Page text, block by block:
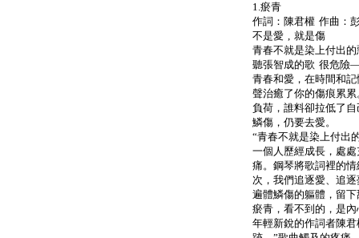
1.瘀青
作詞：陳君權 作曲：
不是愛 , 就是傷
青春不就是染上付出的
聽張智成的歌 很危險
青春和愛，在時間和
聲治癒了你的傷痕累
負荷，誰料卻拉低了
鱗傷，仍要去愛。
“青春不就是染上付出
一個人歷經成長，處
痛。鋼琴將歌詞裡的
次，我們追逐愛、追
遍體鱗傷的軀體，留
瘀青，看不到的，是
年輕新銳的作詞者陳